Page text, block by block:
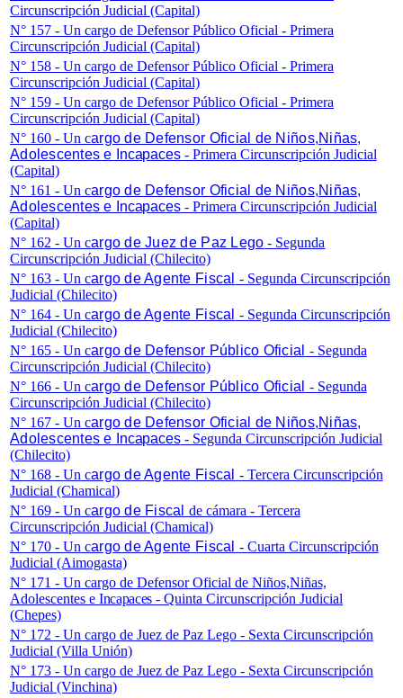
Circunscripción Judicial (Capital)
N° 157 - Un cargo de Defensor Público Oficial - Primera
Circunscripción Judicial (Capital)
N° 158 - Un cargo de Defensor Público Oficial - Primera
Circunscripción Judicial (Capital)
N° 159 - Un cargo de Defensor Público Oficial - Primera
Circunscripción Judicial (Capital)
N° 160 - Un cargo de Defensor Oficial de Niños,Niñas,
Adolescentes e Incapaces- Primera Circunscripción Judicial
(Capital)
N° 161 - Un cargo de Defensor Oficial de Niños,Niñas,
Adolescentes e Incapaces- Primera Circunscripción Judicial
(Capital)
N° 162 - Un cargo de Juez de Paz Lego - Segunda
Circunscripción Judicial (Chilecito)
N° 163 - Un cargo de Agente Fiscal - Segunda Circunscripción
Judicial (Chilecito)
N° 164 - Un cargo de Agente Fiscal - Segunda Circunscripción
Judicial (Chilecito)
N° 165 - Un cargo de Defensor Público Oficial - Segunda
Circunscripción Judicial (Chilecito)
N° 166 - Un cargo de Defensor Público Oficial - Segunda
Circunscripción Judicial (Chilecito)
N° 167 - Un cargo de Defensor Oficial de Niños,Niñas,
Adolescentes e Incapaces- Segunda Circunscripción Judicial
(Chilecito)
N° 168 - Un cargo de Agente Fiscal - Tercera Circunscripción
Judicial (Chamical)
N° 169 - Un cargo de Fiscal de cámara - Tercera
Circunscripción Judicial (Chamical)
N° 170 - Un cargo de Agente Fiscal - Cuarta Circunscripción
Judicial (Aimogasta)
N° 171 - Un cargo de Defensor Oficial de Niños,Niñas,
Adolescentes e Incapaces - Quinta Circunscripción Judicial
(Chepes)
N° 172 - Un cargo de Juez de Paz Lego - Sexta Circunscripción
Judicial (Villa Unión)
N° 173 - Un cargo de Juez de Paz Lego - Sexta Circunscripción
Judicial (Vinchina)